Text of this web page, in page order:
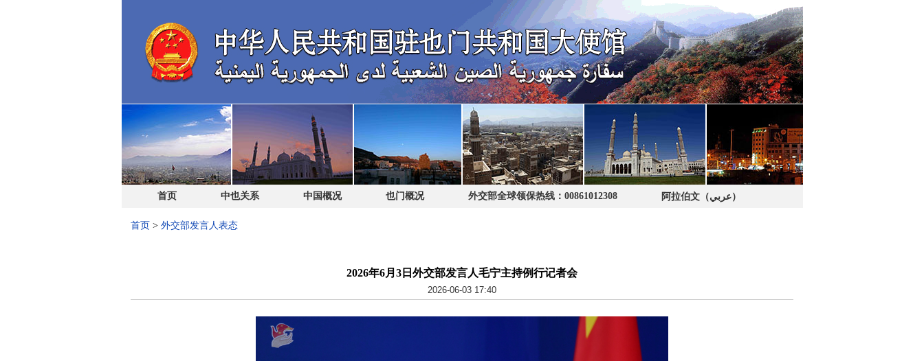
首页 中也关系 中国概况 也门概况 外交部全球领保热线：00861012308 阿拉伯文（عربي）
首页 > 外交部发言人表态
2026年6月3日外交部发言人毛宁主持例行记者会
2026-06-03 17:40